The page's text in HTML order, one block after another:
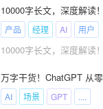
产品 经理 AI 用户
AI 场景 GPT ....